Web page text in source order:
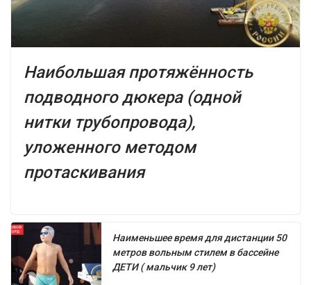
Наибольшая протяжённость
подводного дюкера (одной
нитки трубопровода),
уложенного методом
протаскивания
Наименьшее время для дистанции 50
метров вольным стилем в бассейне
ДЕТИ ( мальчик 9 лет)